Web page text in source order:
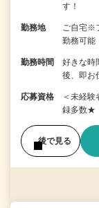
す！
勤務地
ご自宅※
勤務可能
勤務時間
好きな時
後、即
応募資格
＜未経
録多数★
後で見る